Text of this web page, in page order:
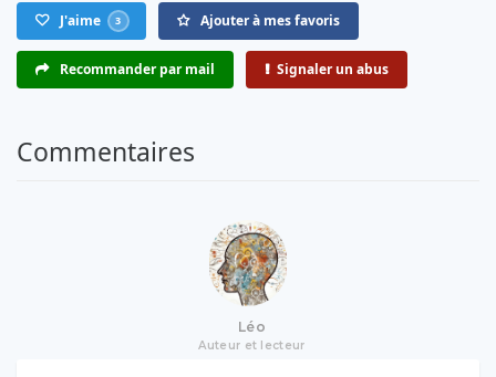
J'aime 3 Ajouter à mes favoris
Recommander par mail Signaler un abus
Commentaires
Léo
Auteur et lecteur